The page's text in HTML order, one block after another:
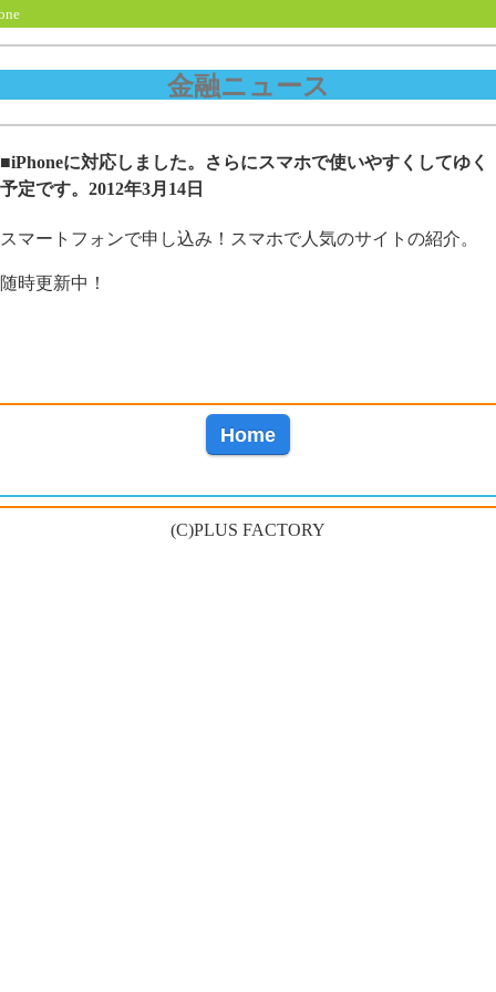
金融ニュース
■iPhoneに対応しました。さらにスマホで使いやすくしてゆく
予定です。2012年3月14日
スマートフォンで申し込み！スマホで人気のサイトの紹介。
随時更新中！
Home
(C)PLUS FACTORY